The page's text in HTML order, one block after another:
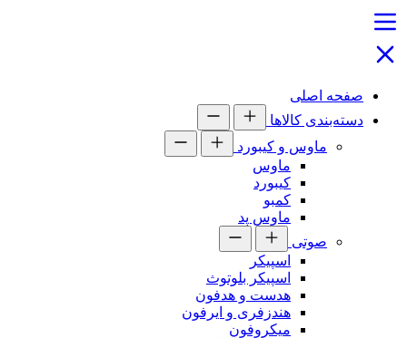
صفحه اصلی
دسته‌بندی کالاها
ماوس و کیبورد
ماوس
کیبورد
کمبو
ماوس پد
صوتی
اسپیکر
اسپیکر بلوتوث
هدست و هدفون
هندزفری و ایرفون
میکروفون